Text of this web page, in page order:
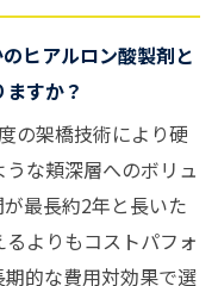
ヒアルロン酸製剤と
すか？
の架橋技術により硬
な頬深層へのボリュ
最長約2年と長いた
よりもコストパフォ
的な費用対効果で選